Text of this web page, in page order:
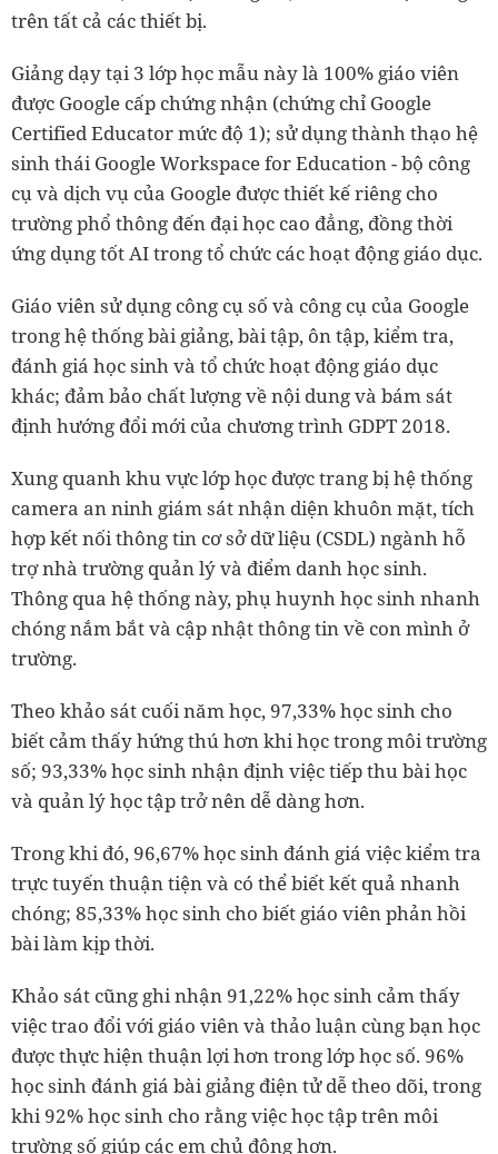
trên tất cả các thiết bị.
Giảng dạy tại 3 lớp học mẫu này là 100% giáo viên
được Google cấp chứng nhận (chứng chỉ Google
Certified Educator mức độ 1); sử dụng thành thạo hệ
sinh thái Google Workspace for Education - bộ công
cụ và dịch vụ của Google được thiết kế riêng cho
trường phổ thông đến đại học cao đẳng, đồng thời
ứng dụng tốt AI trong tổ chức các hoạt động giáo dục.
Giáo viên sử dụng công cụ số và công cụ của Google
trong hệ thống bài giảng, bài tập, ôn tập, kiểm tra,
đánh giá học sinh và tổ chức hoạt động giáo dục
khác; đảm bảo chất lượng về nội dung và bám sát
định hướng đổi mới của chương trình GDPT 2018.
Xung quanh khu vực lớp học được trang bị hệ thống
camera an ninh giám sát nhận diện khuôn mặt, tích
hợp kết nối thông tin cơ sở dữ liệu (CSDL) ngành hỗ
trợ nhà trường quản lý và điểm danh học sinh.
Thông qua hệ thống này, phụ huynh học sinh nhanh
chóng nắm bắt và cập nhật thông tin về con mình ở
trường.
Theo khảo sát cuối năm học, 97,33% học sinh cho
biết cảm thấy hứng thú hơn khi học trong môi trường
số; 93,33% học sinh nhận định việc tiếp thu bài học
và quản lý học tập trở nên dễ dàng hơn.
Trong khi đó, 96,67% học sinh đánh giá việc kiểm tra
trực tuyến thuận tiện và có thể biết kết quả nhanh
chóng; 85,33% học sinh cho biết giáo viên phản hồi
bài làm kịp thời.
Khảo sát cũng ghi nhận 91,22% học sinh cảm thấy
việc trao đổi với giáo viên và thảo luận cùng bạn học
được thực hiện thuận lợi hơn trong lớp học số. 96%
học sinh đánh giá bài giảng điện tử dễ theo dõi, trong
khi 92% học sinh cho rằng việc học tập trên môi
trường số giúp các em chủ động hơn.